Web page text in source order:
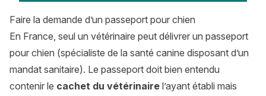
Faire la demande d’un passeport pour chien
En France, seul un vétérinaire peut délivrer un passeport
pour chien (spécialiste de la santé canine disposant d’un
mandat sanitaire). Le passeport doit bien entendu
contenir le cachet du vétérinaire l’ayant établi mais